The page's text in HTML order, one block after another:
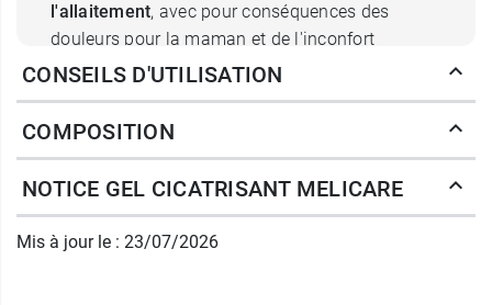
l'allaitement, avec pour conséquences des
douleurs pour la maman et de l'inconfort
ressenti par le nourrisson. Le
ces lésions et accélérer le délai de cicatrisation.
L'action du gel cicatrisant
Melicare au miel stérile
Le
CONSEILS D'UTILISATION
COMPOSITION
NOTICE GEL CICATRISANT MELICARE
Mis à jour le : 23/07/2026